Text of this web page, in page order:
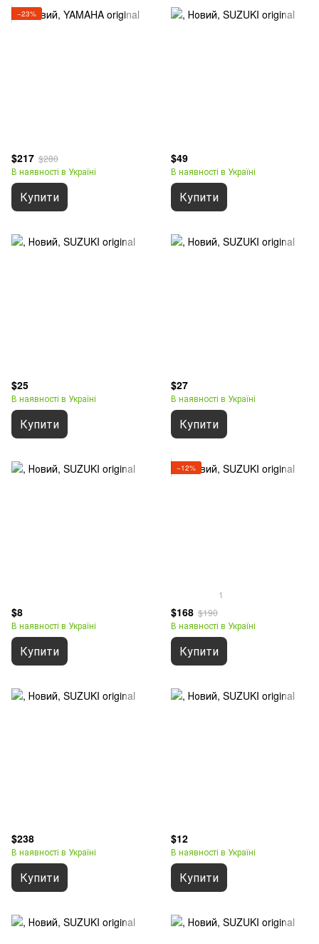
−23%
$217 $280
В наявності в Україні
Купити
$49
В наявності в Україні
Купити
$25
В наявності в Україні
Купити
$27
В наявності в Україні
Купити
$8
В наявності в Україні
Купити
−12%
1
$168 $190
В наявності в Україні
Купити
$238
В наявності в Україні
Купити
$12
В наявності в Україні
Купити